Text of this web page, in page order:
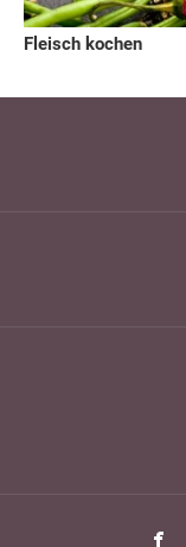
Fleisch kochen